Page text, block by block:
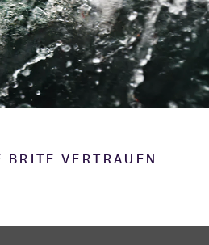
BRITE VERTRAUEN